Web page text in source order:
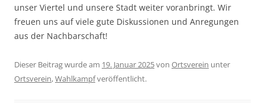
unser Viertel und unsere Stadt weiter voranbringt. Wir
freuen uns auf viele gute Diskussionen und Anregungen
aus der Nachbarschaft!
Dieser Beitrag wurde am 19. Januar 2025von Ortsverein unter
Ortsverein,Wahlkampfveröffentlicht.